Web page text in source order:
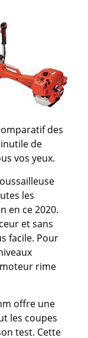
des
de
vos yeux.
les
en ce 2020.
et sans
facile. Pour
rime
offre une
les coupes
test. Cette